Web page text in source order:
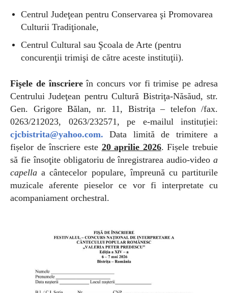
Centrul Judeţean pentru Conservarea şi Promovarea
Culturii Tradiţionale,
Centrul Cultural sau Şcoala de Arte (pentru
concurenţii trimişi de către aceste instituţii).
Fişele de înscriereîn concurs vor fi trimise pe adresa
Centrului Judeţean pentru Cultură Bistriţa-Năsăud, str.
Gen. Grigore Bălan, nr. 11, Bistriţa – telefon /fax.
0263/212023, 0263/232571, pe e-mailul instituției:
cjcbistrita@yahoo.com. Data limită de trimitere a
fișelor de înscriere este 20 aprilie 2026. Fișele trebuie
să fie însoţite obligatoriu de înregistrarea audio-videoa
capella a cântecelor populare, împreună cu partiturile
muzicale aferente pieselor ce vor fi interpretate cu
acompaniament orchestral.